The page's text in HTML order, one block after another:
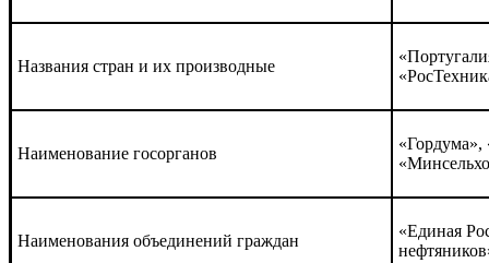
Названия стран и их производные
Наименование госорганов
«Гордума»,
Наименования объединений граждан
«Единая